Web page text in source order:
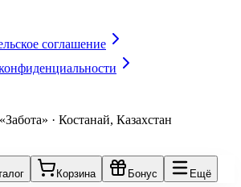
соглашение
· Костанай, Казахстан
Корзина Бонус Ещё